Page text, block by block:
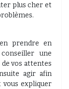
plus cher et
prendre en
une
vos attentes
agir afin
vous expliquer